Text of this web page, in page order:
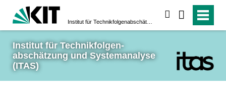
Institut für Technikfolgen­
abschätzung und System­analyse
(ITAS)